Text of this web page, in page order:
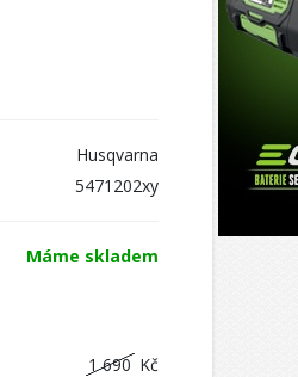
Husqvarna
5471202xy
Máme skladem
1 690 Kč